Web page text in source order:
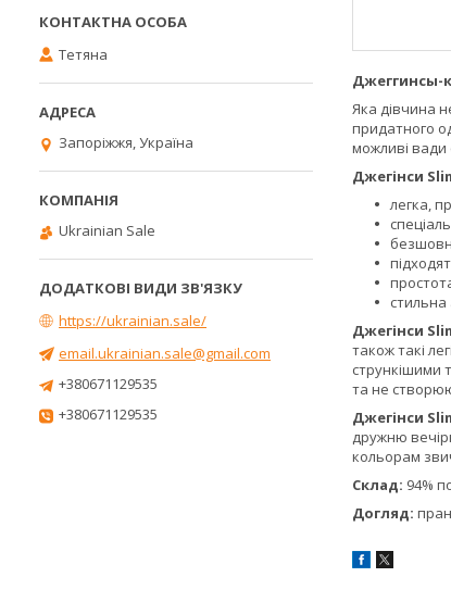
Джеггинсы-
Яка дівчина
придатного
можливі вади
Джегінси
легка,
Джегінси
також такі
стрункішими
та не
Джегінси
дружню
кольорам
Склад: 94%
Догляд:
Тетяна
Запоріжжя, Україна
Ukrainian Sale
https://ukrainian.sale/
email.ukrainian.sale@gmail.com
+380671129535
+380671129535